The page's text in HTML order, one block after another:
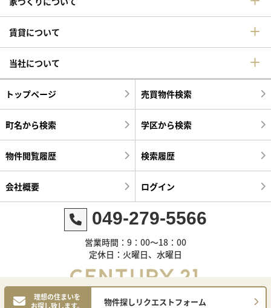
理想の住まいを
お探し致します。
物件探しリクエストフォーム
賃貸について
当社について
トップページ 売買物件検索
町名から検索 学区から検索
物件閲覧履歴 検索履歴
会社概要 ログイン
049-279-5566
営業時間：9：00～18：00
定休日：火曜日、水曜日